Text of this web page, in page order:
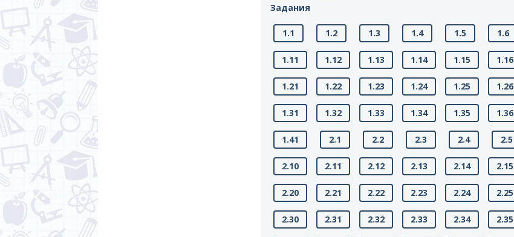
Задания
1.1 1.2 1.3 1.4 1.5 1.6
1.11 1.12 1.13 1.14 1.15 1.16
1.21 1.22 1.23 1.24 1.25 1.26
1.31 1.32 1.33 1.34 1.35 1.36
1.41 2.1 2.2 2.3 2.4 2.5
2.10 2.11 2.12 2.13 2.14 2.15
2.20 2.21 2.22 2.23 2.24 2.25
2.30 2.31 2.32 2.33 2.34 2.35